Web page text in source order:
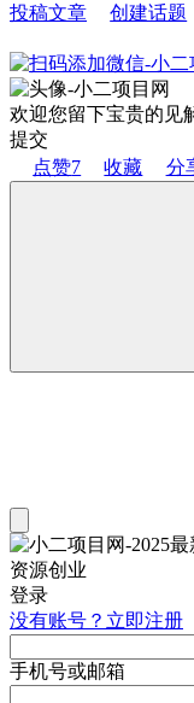
投稿文章 创建话题
欢迎您留下宝贵的见
提交
点赞7 收藏 分
登录
没有账号？立即注册
手机号或邮箱